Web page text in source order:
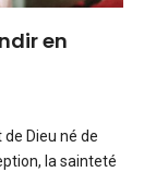
en
Dieu né de
la sainteté